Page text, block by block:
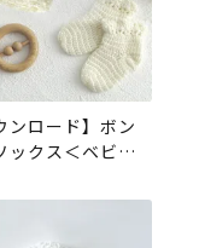
ンロード】ボン
ックス＜ベビー
レシピ）